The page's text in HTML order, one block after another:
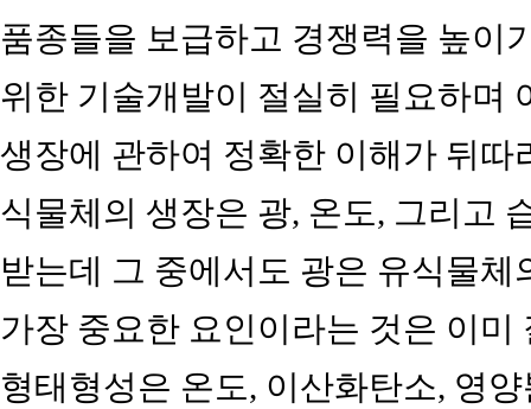
품종들을 보급하고 경쟁력을 높이
위한 기술개발이 절실히 필요하며
생장에 관하여 정확한 이해가 뒤따
식물체의 생장은 광, 온도, 그리고
받는데 그 중에서도 광은 유식물
가장 중요한 요인이라는 것은 이미
형태형성은 온도, 이산화탄소, 영